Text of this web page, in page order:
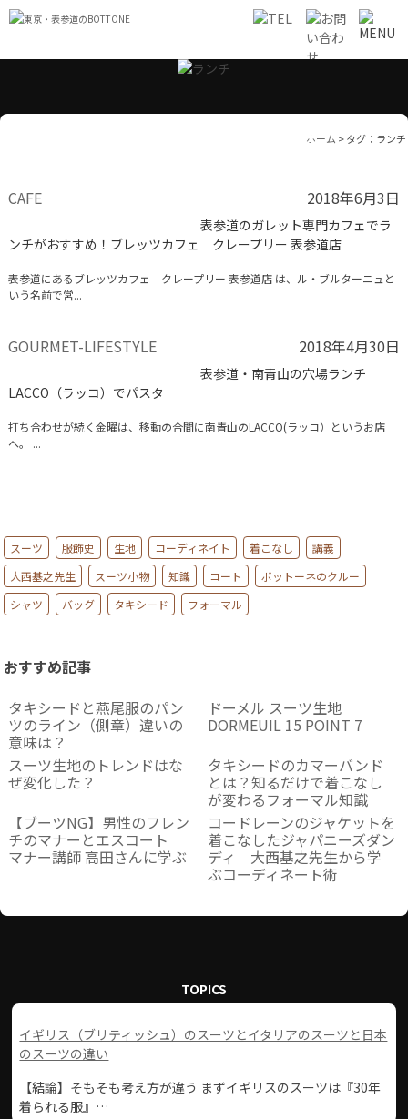
ホーム >タグ：ランチ
CAFE 2018年6月3日
表参道のガレット専門カフェでラ
ンチがおすすめ！ブレッツカフェ クレープリー 表参道店
表参道にあるブレッツカフェ クレープリー 表参道店 は、ル・ブルターニュと
いう名前で営...
GOURMET-LIFESTYLE 2018年4月30日
表参道・南青山の穴場ランチ
LACCO（ラッコ）でパスタ
打ち合わせが続く金曜は、移動の合間に南青山のLACCO(ラッコ）というお店
へ。 ...
スーツ 服飾史 生地 コーディネイト 着こなし
講義
大西基之先生
スーツ小物 知識 コート
ボットーネのクルー
シャツ
バッグ タキシード フォーマル
おすすめ記事
タキシードと燕尾服のパン
ツのライン（側章）違いの
意味は？
ドーメル スーツ生地
DORMEUIL 15 POINT 7
スーツ生地のトレンドはな
ぜ変化した？
タキシードのカマーバンド
とは？知るだけで着こなし
が変わるフォーマル知識
【ブーツNG】男性のフレン
チのマナーとエスコート
マナー講師 高田さんに学ぶ
コードレーンのジャケットを
着こなしたジャパニーズダン
ディ 大西基之先生から学
ぶコーディネート術
TOPICS
イギリス（ブリティッシュ）のスーツとイタリアのスーツと日本
のスーツの違い
【結論】そもそも考え方が違う まずイギリスのスーツは『30年
着られる服』…